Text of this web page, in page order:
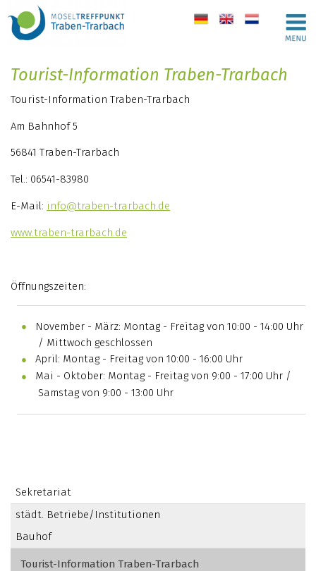
de en nl
Tourist-Information Traben-Trarbach
Tourist-Information Traben-Trarbach
Am Bahnhof 5
56841 Traben-Trarbach
Tel.: 06541-83980
E-Mail: info@traben-trarbach.de
www.traben-trarbach.de
Öffnungszeiten:
November - März: Montag - Freitag von 10:00 - 14:00 Uhr
/ Mittwoch geschlossen
April: Montag - Freitag von 10:00 - 16:00 Uhr
Mai - Oktober: Montag - Freitag von 9:00 - 17:00 Uhr /
Samstag von 9:00 - 13:00 Uhr
Sekretariat
städt. Betriebe/Institutionen
Bauhof
Tourist-Information Traben-Trarbach